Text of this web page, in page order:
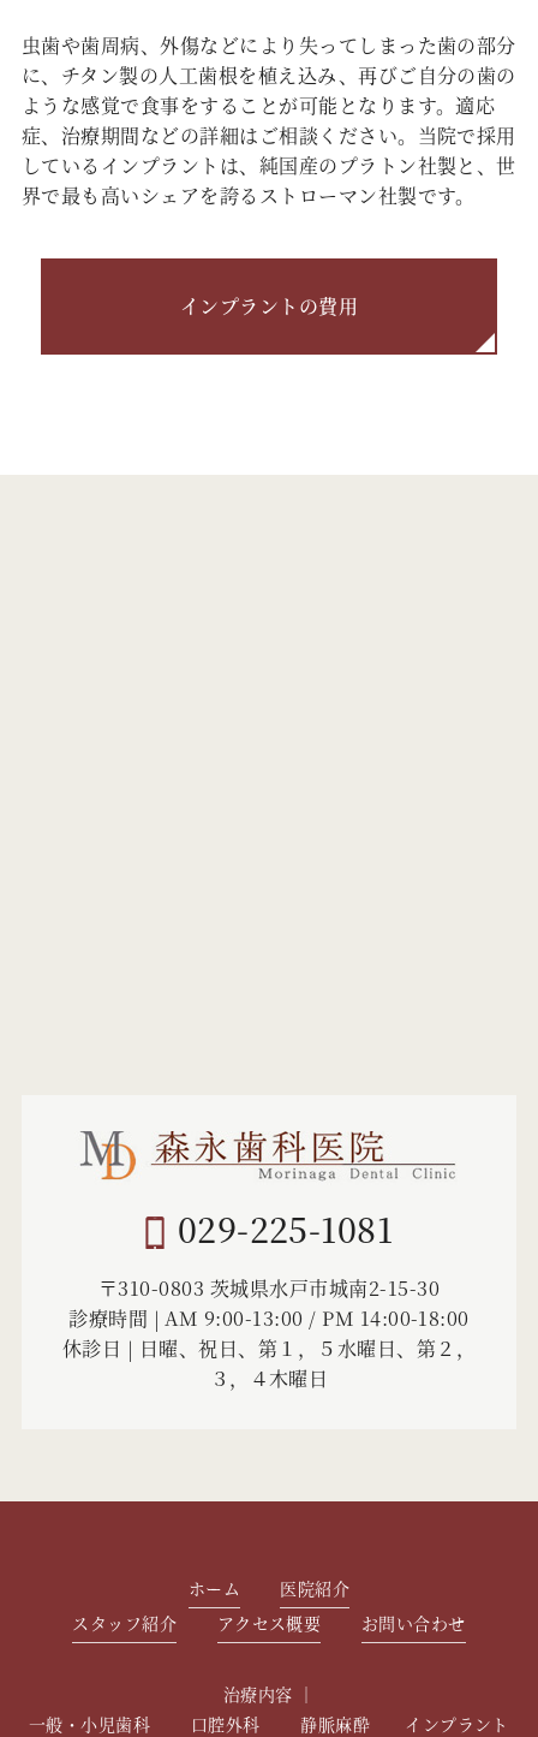
虫歯や歯周病、外傷などにより失ってしまった歯の部分
に、チタン製の人工歯根を植え込み、再びご自分の歯の
ような感覚で食事をすることが可能となります。適応
症、治療期間などの詳細はご相談ください。当院で採用
しているインプラントは、純国産のプラトン社製と、世
界で最も高いシェアを誇るストローマン社製です。
インプラントの費用
029-225-1081
〒310-0803 茨城県水戸市城南2-15-30
診療時間 | AM 9:00-13:00 / PM 14:00-18:00
休診日 | 日曜、祝日、第１，５水曜日、第２，
３，４木曜日
ホーム
医院紹介
スタッフ紹介
アクセス概要 お問い合わせ
治療内容 ｜
一般・小児歯科
口腔外科 静脈麻酔 インプラント